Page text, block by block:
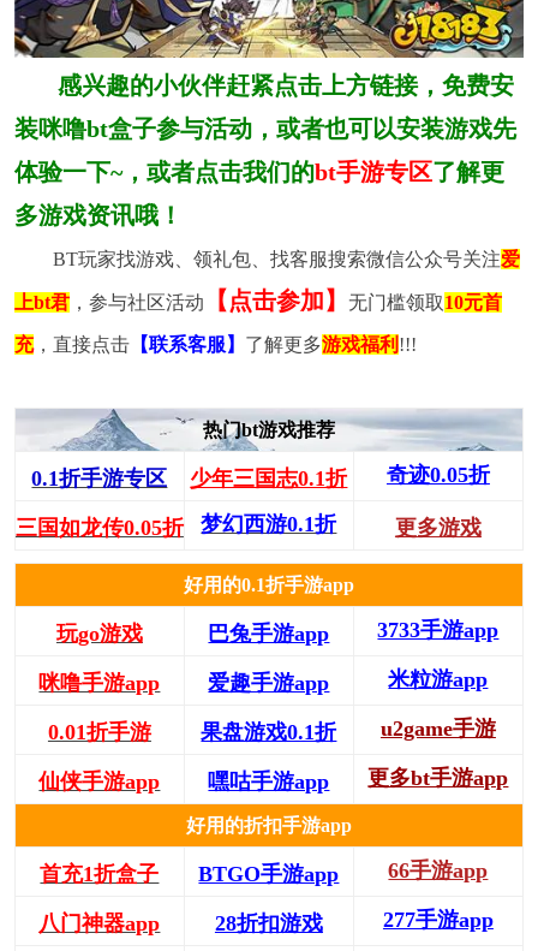
感兴趣的小伙伴赶紧点击上方链接，免费安
装咪噜bt盒子参与活动，或者也可以安装游戏先
体验一下~，或者点击我们的bt手游专区了解更
多游戏资讯哦！
BT玩家找游戏、领礼包、找客服搜索微信公众号关注爱
上bt君，参与社区活动 【点击参加】 无门槛领取10元首
充，直接点击【联系客服】 了解更多游戏福利 !!!
热门bt游戏推荐
0.1折手游专区 少年三国志0.1折 奇迹0.05折
三国如龙传0.05折 梦幻西游0.1折 更多游戏
好用的0.1折手游app
玩go游戏 巴兔手游app 3733手游app
咪噜手游app 爱趣手游app 米粒游app
0.01折手游 果盘游戏0.1折 u2game手游
仙侠手游app 嘿咕手游app 更多bt手游app
好用的折扣手游app
首充1折盒子 BTGO手游app 66手游app
八门神器app 28折扣游戏 277手游app